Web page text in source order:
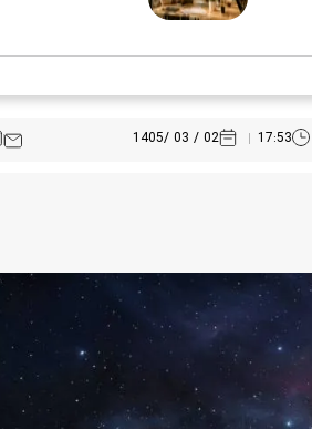
17:53
02 / 03 /1405